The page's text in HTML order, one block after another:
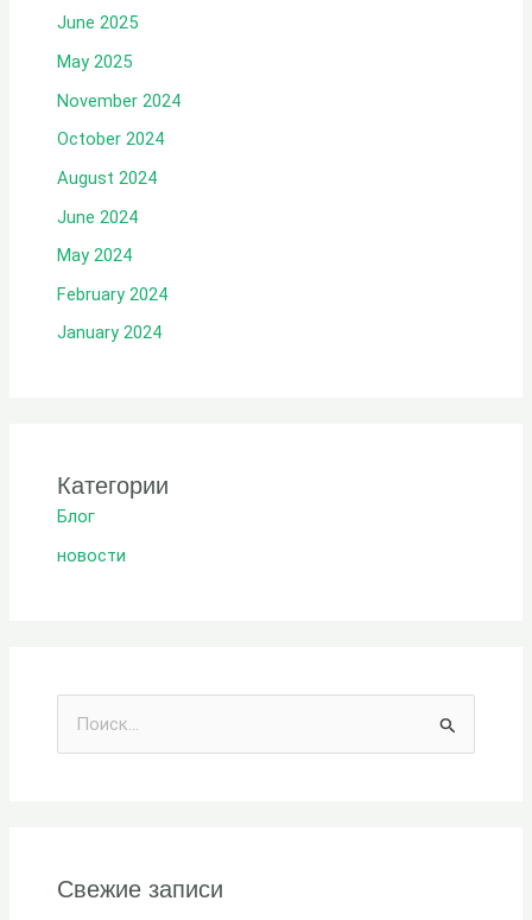
June 2025
May 2025
November 2024
October 2024
August 2024
June 2024
May 2024
February 2024
January 2024
Категории
Блог
новости
ь
Свежие записи